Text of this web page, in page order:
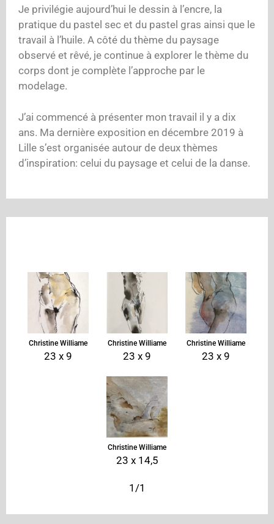
Je privilégie aujourd’hui le dessin à l’encre, la
pratique du pastel sec et du pastel gras ainsi que le
travail à l’huile. A côté du thème du paysage
observé et rêvé, je continue à explorer le thème du
corps dont je complète l’approche par le
modelage.
J’ai commencé à présenter mon travail il y a dix
ans. Ma dernière exposition en décembre 2019 à
Lille s’est organisée autour de deux thèmes
d’inspiration: celui du paysage et celui de la danse.
Christine Williame
23 x 9
Christine Williame
23 x 9
Christine Williame
23 x 9
Christine Williame
23 x 14,5
1/1